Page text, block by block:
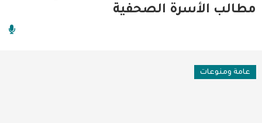
مطالب الأسرة الصحفية
عامة ومنوعات
امنية
فن وثقافة